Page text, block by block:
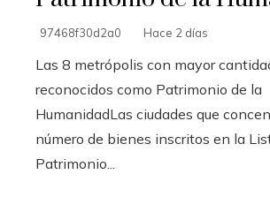
97468f30d2a0 Hace 2 días
Las 8 metrópolis con mayor
reconocidos como Patrimonio de la
HumanidadLas ciudades que
número de bienes inscritos en la
Patrimonio...